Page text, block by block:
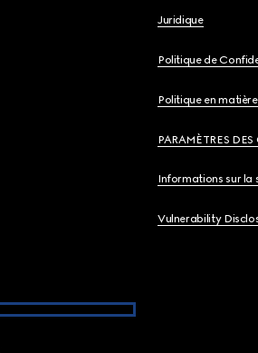
Juridique
Politique de
Politique en
PARAMÈTRES
Informations sur la
Vulnerability